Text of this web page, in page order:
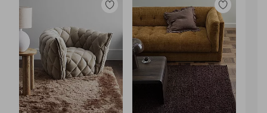
Lisää
suosikkeihin
Lisää
suosikkeihin